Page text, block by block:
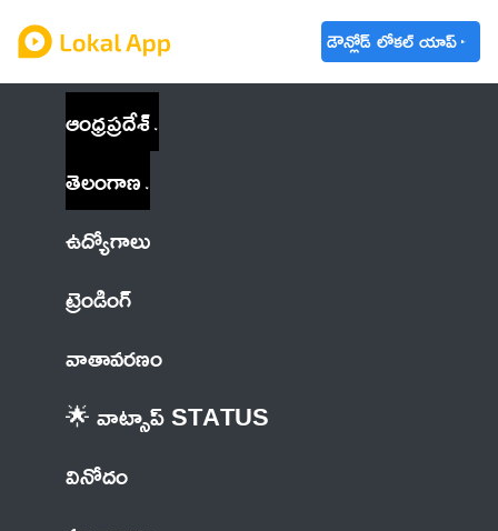
డౌన్లోడ్ లోకల్ యాప్
ఆంధ్రప్రదేశ్
తెలంగాణ
ఉద్యోగాలు
ట్రెండింగ్
వాతావరణం
🌟 వాట్సాప్ STATUS
వినోదం